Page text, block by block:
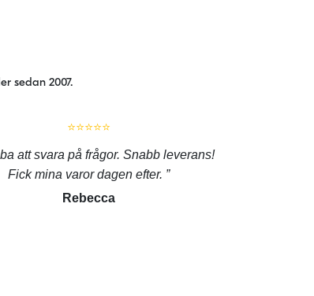
sedan 2007.
⭐⭐⭐⭐⭐
att svara på frågor. Snabb leverans!
Fick mina varor dagen efter.
Rebecca